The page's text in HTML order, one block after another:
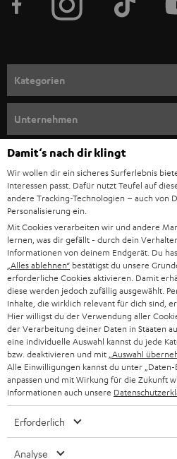
e
n
m
e
l
d
u
n
g
Kategorien
HEIMKINO-KOMPLETTANLAGEN
SOUNDBAR
HIFI-LAUTSPRECHER
SMART HOME
BLUETOOTH-LAUTSPRECHER
KOPFHÖRER
BLUETOOTH-KOPFHÖRER
STEREOANLAGEN
LAUTSPRECHER
ULTIMA-SERIE
IN-EAR-KOPFHÖRER
Unternehmen
SUPPORT
KARRIERE
PRESSE & MARKETING
GESCHÄFTSKUNDEN
PARTNERPROGRAMM
BLOG
NEWSLETTER
STORES
DEINE VORTEILE BEI TEUFEL
Teufel Onlineshops
DEUTSCHLAND
ÖSTERREICH
SCHWEIZ
NIEDERLANDE
BELGIEN
FRANKREICH
POLEN
Damit‘s nach dir klingt
Wir wollen dir ein sicheres Surferlebnis
Interessen passt. Dafür nutzt Teufel auf
andere Tracking-Technologien – auch von
Personalisierung ein.
Mit Cookies verarbeiten wir und andere
lernen, was dir gefällt - durch dein
Informationen von deinem Endgerät. Du
„Alles ablehnen“ bestätigst du unsere
erforderliche Cookies aktivieren. Damit
diese werden jedoch zufällig ausgewählt.
Inhalte, die wirklich relevant für dich sind,
Hier willigst du der Verwendung aller
der Verarbeitung deiner Daten in Staaten
eine individuelle Auswahl kannst du jede
bzw. deaktivieren und mit „Auswahl
Alle Einwilligungen kannst du unter
anpassen und mit Wirkung für die Zukunft
Informationen auch unsere
Erforderlich
Analyse